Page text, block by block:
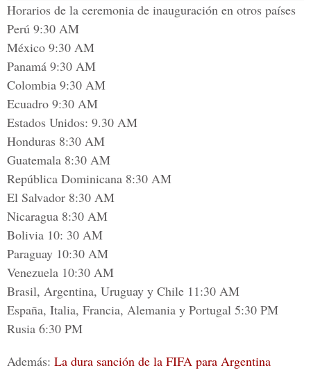
Horarios de la ceremonia de inauguración en otros países
Perú 9:30 AM
México 9:30 AM
Panamá 9:30 AM
Colombia 9:30 AM
Ecuadro 9:30 AM
Estados Unidos: 9.30 AM
Honduras 8:30 AM
Guatemala 8:30 AM
República Dominicana 8:30 AM
El Salvador 8:30 AM
Nicaragua 8:30 AM
Bolivia 10: 30 AM
Paraguay 10:30 AM
Venezuela 10:30 AM
Brasil, Argentina, Uruguay y Chile 11:30 AM
España, Italia, Francia, Alemania y Portugal 5:30 PM
Rusia 6:30 PM
Además: La dura sanción de la FIFA para Argentina